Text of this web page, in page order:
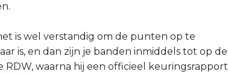
is wel verstandig om de punten op te
is, en dan zijn je banden inmiddels tot op de
waarna hij een officieel keuringsrapport